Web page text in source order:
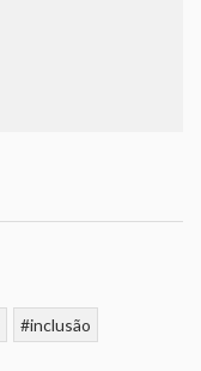
#inclusão